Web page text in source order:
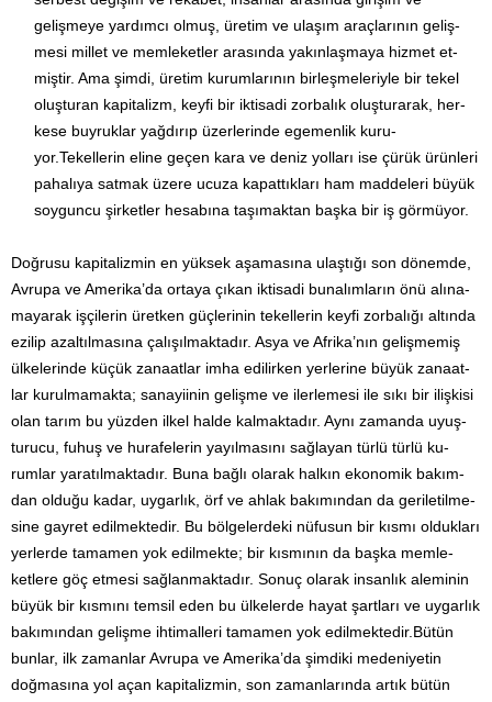
gelişmeye yardımcı olmuş, üretim ve ulaşım araçla­rının ge­liş­­
mesi millet ve memleketler arasında yakınlaşmaya hizmet et­­
miştir. Ama şimdi, üretim kurumlarının birleşmeleriyle bir tekel
oluşturan kapitalizm, keyfi bir iktisadi zorbalık oluştu­rarak, her­
kese buyruklar yağdırıp üzerlerinde egemenlik kuru­
yor.Tekellerin eline geçen kara ve deniz yolları ise çürük ürün­leri
pahalıya satmak üzere ucuza kapattıkları ham maddeleri büyük
soyguncu şirketler hesabına taşımaktan başka bir iş görmüyor.
Doğrusu kapitalizmin en yüksek aşamasına ulaştığı son dö­nemde,
Avrupa ve Amerika’da ortaya çıkan iktisadi bunalımla­rın önü alına­
mayarak işçilerin üretken güçlerinin tekellerin keyfi zor­balığı altında
ezilip azaltılmasına çalışılmaktadır. Asya ve Afrika’nın gelişmemiş
ülkelerinde küçük zanaatlar imha edilir­ken yerlerine büyük zanaat­
lar kurulmamakta; sanayiinin ge­lişme ve ilerlemesi ile sıkı bir ilişkisi
olan tarım bu yüzden ilkel halde kalmaktadır. Aynı zamanda uyuş­
turucu, fuhuş ve hurafe­lerin yayılmasını sağlayan türlü türlü ku­
rumlar yaratılmaktadır. Buna bağlı olarak halkın ekonomik bakım­
dan olduğu kadar, uygarlık, örf ve ahlak bakımından da geriletilme­
sine gayret edilmektedir. Bu bölgelerdeki nüfusun bir kısmı olduk­ları
yer­lerde tamamen yok edilmekte; bir kısmının da başka memle­
ketlere göç etmesi sağlanmaktadır. Sonuç olarak insanlık ale­minin
büyük bir kısmını temsil eden bu ülkelerde hayat şartları ve uygarlık
bakımından gelişme ihtimalleri tamamen yok edil­mektedir.Bütün
bunlar, ilk zamanlar Avrupa ve Amerika’da şim­diki medeniyetin
doğmasına yol açan kapitalizmin, son zaman­larında artık bütün